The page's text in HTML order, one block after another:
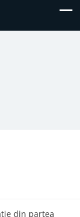
din partea